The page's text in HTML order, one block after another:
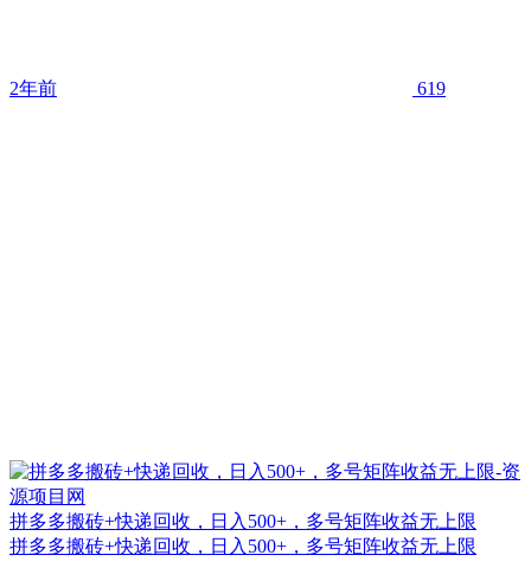
2年前 619
拼多多搬砖+快递回收，日入500+，多号矩阵收益无上限
拼多多搬砖+快递回收，日入500+，多号矩阵收益无上限